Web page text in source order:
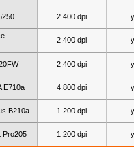
2.400 dpi
2.400 dpi
2.400 dpi
E710a 4.800 dpi
B210a 1.200 dpi
Pro205 1.200 dpi